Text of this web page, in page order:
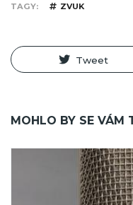
TAGY ZVUK
Tweet
MOHLO BY SE VÁM